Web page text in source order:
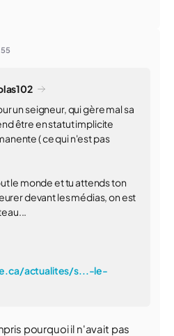
un seigneur, qui gère mal sa
être en statut implicite
( ce qui n'est pas
le monde et tu attends ton
devant les médias, on est
actualites/s...-le-
pourquoi il n'avait pas